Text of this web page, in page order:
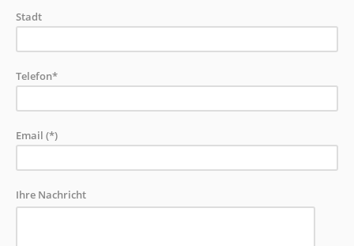
Stadt
Telefon*
Email (*)
Ihre Nachricht